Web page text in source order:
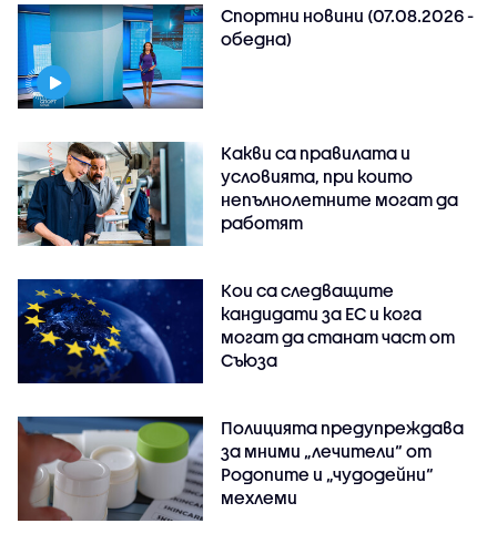
Спортни новини (07.08.2026 -
обедна)
Какви са правилата и
условията, при които
непълнолетните могат да
работят
Кои са следващите
кандидати за ЕС и кога
могат да станат част от
Съюза
Полицията предупреждава
за мними „лечители“ от
Родопите и „чудодейни“
мехлеми